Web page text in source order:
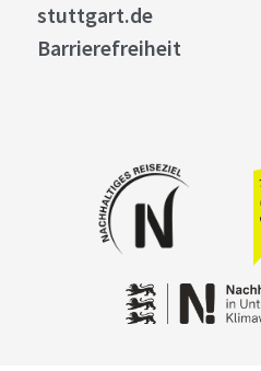
stuttgart.de
Barrierefreiheit